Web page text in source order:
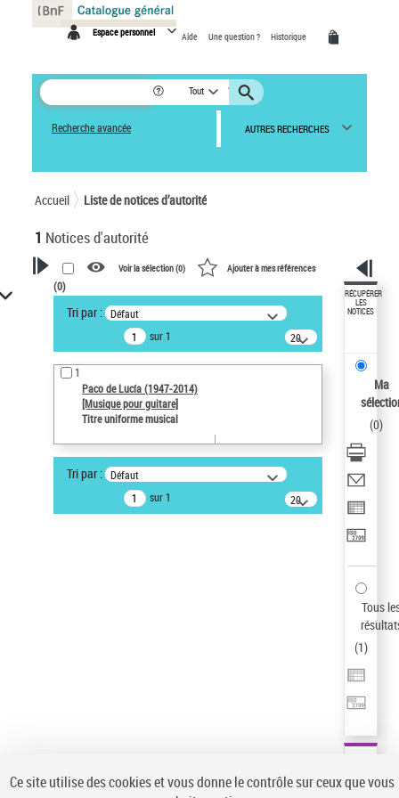
Espace personnel Aide Une question ? Historique
Tout
Recherche avancée AUTRES RECHERCHES
Accueil Liste de notices d’autorité
1 Notices d'autorité
VOTRE RECHERCHE
Recherche avancée dans les
notices d’autorité
Œuvres liées à l'auteur :
Paco de Lucía (1947-2014)
Type de notice d'autorité
Type de notice d'autorité
Voir la sélection (0) Ajouter à mes références
(0)
Tri par : Défaut
sur 1
20
résultats/page
1
Paco de Lucía (1947-2014)
[Musique pour guitare]
Titre uniforme musical
Tri par : Défaut
sur 1
20
résultats/page
RÉCUPÉRER
LES
NOTICES
Ma
(0)
Tous
(1)
Panneau de gestion des cookies
Ce site utilise des cookies et vous donne le contrôle sur ceux que vous